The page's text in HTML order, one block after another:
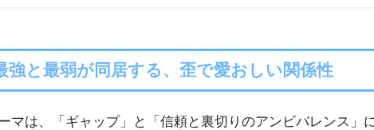
強と最弱が同居する、歪で愛おしい関係性
マは、「ギャップ」と「信頼と裏切りのアンビバレンス」